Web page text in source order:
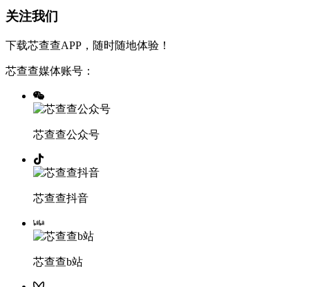
关注我们
下载芯查查APP，随时随地体验！
芯查查媒体账号：
芯查查公众号
芯查查抖音
芯查查b站